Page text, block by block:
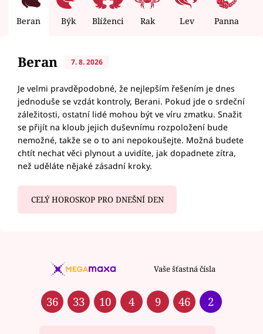
Beran Býk Blíženci Rak Lev Panna
Beran 7. 8. 2026
Je velmi pravděpodobné, že nejlepším řešením je dnes
jednoduše se vzdát kontroly, Berani. Pokud jde o srdeční
záležitosti, ostatní lidé mohou být ve víru zmatku. Snažit
se přijít na kloub jejich duševnímu rozpoložení bude
nemožné, takže se o to ani nepokoušejte. Možná budete
chtít nechat věci plynout a uvidíte, jak dopadnete zítra,
než uděláte nějaké zásadní kroky.
CELÝ HOROSKOP PRO DNEŠNÍ DEN
Vaše šťastná čísla
36 33 10 4 9 46 2